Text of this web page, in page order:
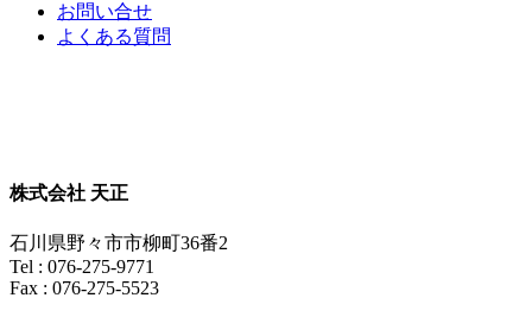
お問い合せ
よくある質問
株式会社 天正
石川県野々市市柳町36番2
Tel : 076-275-9771
Fax : 076-275-5523